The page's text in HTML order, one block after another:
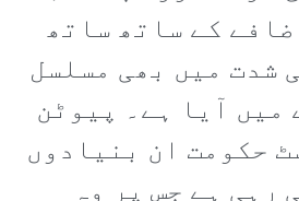
کے ساتھ ساتھ
شدت میں بھی مسلسل
میں آیا ہے۔ پیوٹن
حکومت ان بنیادوں